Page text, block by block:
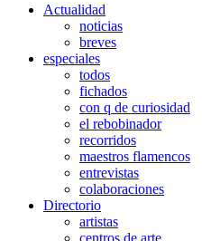
Actualidad
noticias
breves
especiales
todos
fichados
con q de curiosidad
el rebobinador
recorridos
maestros flamencos
entrevistas
colaboraciones
Directorio
artistas
centros de arte